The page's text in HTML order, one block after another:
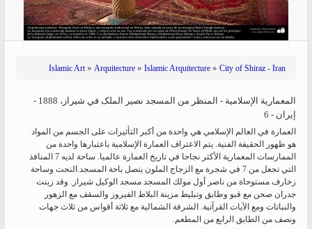
Islamic Art» Arquitecture » Islamic Arquitecture » City of Shiraz - Iran
المعمارية الإسلامية - المنظر من المسجد نصیر الملک في شيراز، 1888 -
إيران - 6
العمارة في العالم الإسلامي هي واحدة من أكبر التأثيرات على الجسم من المواد
هو ظهور الحقيقة الفنية. يتم الاعتراف العمارة الإسلامية باعتبارها واحدة من
الممارسات المعمارية الأكثر نجاحا في تاريخ العمارة عالميا. ساحة لديه 7 المنافذ
التي تجعل من 7 في شجرة مع الزجاج الملون يتصل باحة المسجد.النحت وساحة
زخارف مستوحاة من ناصر أول مولك المسجد مسجد الوكيل شيراز. وقد زينت
جدران صحن مع قبو وطابق وتبليط مزينة البلاط الفيروز والسقف مع الزهور
والنباتات ومع الآيات القرآنية. الشرفة الشمالية مع ثلاثة أقواس من ثلاث جهات
ونصف من الطابق الرابع من المطعم.